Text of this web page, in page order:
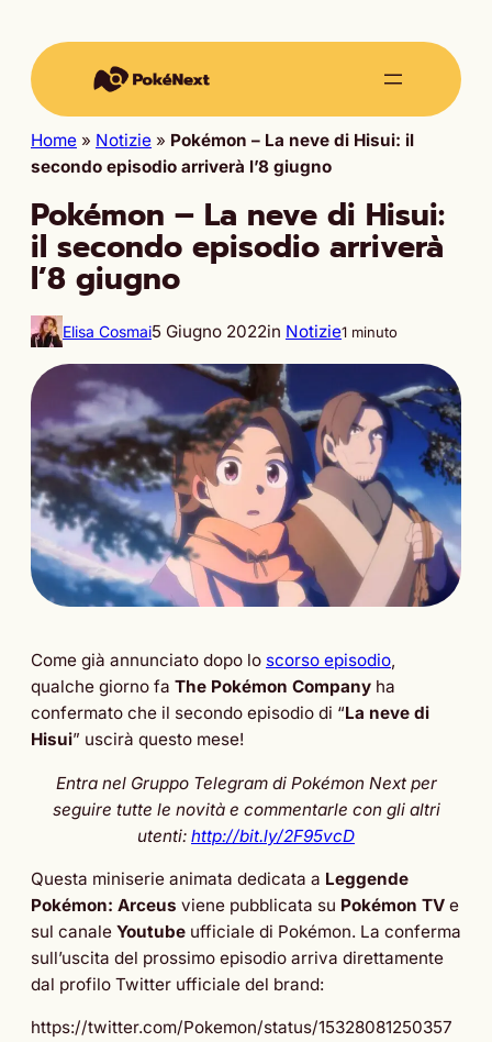
Home » Notizie » Pokémon – La neve di Hisui: il
secondo episodio arriverà l’8 giugno
Pokémon – La neve di Hisui:
il secondo episodio arriverà
l’8 giugno
Elisa Cosmai5 Giugno 2022in Notizie1 minuto
Come già annunciato dopo lo scorso episodio,
qualche giorno fa The Pokémon Company ha
confermato che il secondo episodio di “La neve di
Hisui” uscirà questo mese!
Entra nel Gruppo Telegram di Pokémon Next per
seguire tutte le novità e commentarle con gli altri
utenti: http://bit.ly/2F95vcD
Questa miniserie animata dedicata a Leggende
Pokémon: Arceus viene pubblicata su Pokémon TV e
sul canale Youtube ufficiale di Pokémon. La conferma
sull’uscita del prossimo episodio arriva direttamente
dal profilo Twitter ufficiale del brand:
https://twitter.com/Pokemon/status/15328081250357